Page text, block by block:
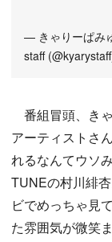
— きゃりーぱみ
staff
番組冒頭、き
アーティストさ
れるなんてウソ
TUNEの村川緋
ビでめっちゃ見
た雰囲気が微笑ま